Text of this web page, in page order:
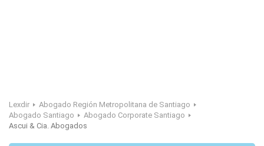
Lexdir
Abogado Región Metropolitana de Santiago
Abogado Santiago
Abogado Corporate Santiago
Ascui & Cia. Abogados